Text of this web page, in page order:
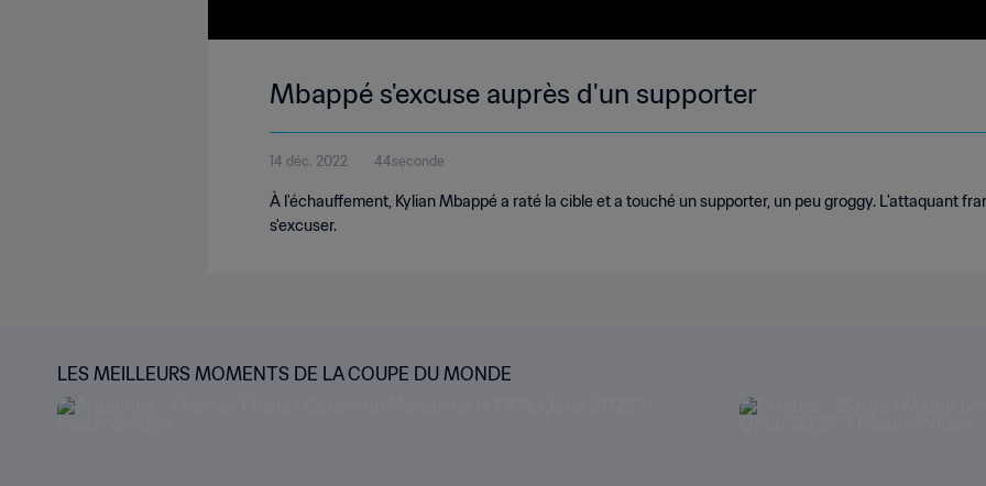
Mbappé s'excuse auprès d'un supporter
14 déc. 2022 44seconde
À l'échauffement, Kylian Mbappé a raté la cible et a touché un supporter, un peu groggy. L'attaquant
s'excuser.
LES MEILLEURS MOMENTS DE LA COUPE DU MONDE